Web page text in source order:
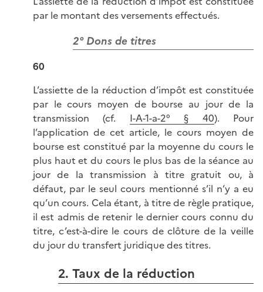
par le montant des versements effectués.
2° Dons de titres
60
L’assiette de la réduction d’impôt est constituée
par le cours moyen de bourse au jour de la
transmission (cf. I-A-1-a-2° § 40). Pour
l’application de cet article, le cours moyen de
bourse est constitué par la moyenne du cours le
plus haut et du cours le plus bas de la séance au
jour de la transmission à titre gratuit ou, à
défaut, par le seul cours mentionné s’il n’y a eu
qu’un cours. Cela étant, à titre de règle pratique,
il est admis de retenir le dernier cours connu du
titre, c’est-à-dire le cours de clôture de la veille
du jour du transfert juridique des titres.
2. Taux de la réduction